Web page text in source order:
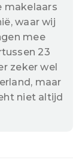
makelaars
waar wij
mee
23
zeker wel
maar
niet altijd